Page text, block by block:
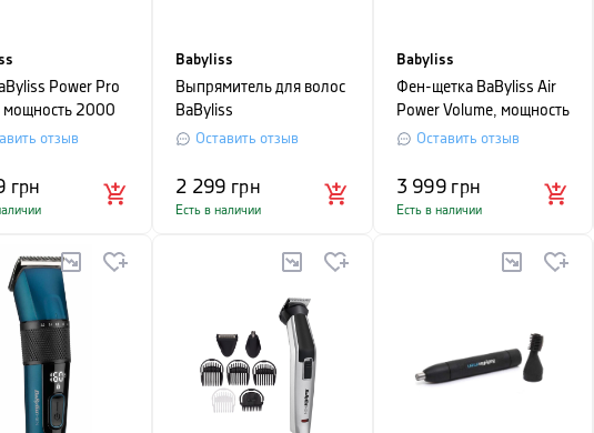
Power Pro
2000
с золотистым
отзыв
грн
Babyliss
Выпрямитель для волос
BaByliss
STRAIGHTENER,
золотистым
Оставить отзыв
2 299 грн
Есть в наличии
Babyliss
Фен-щетка BaByliss Air
Power Volume, мощность
1000 Вт, золотистый
Оставить отзыв
3 999 грн
Есть в наличии